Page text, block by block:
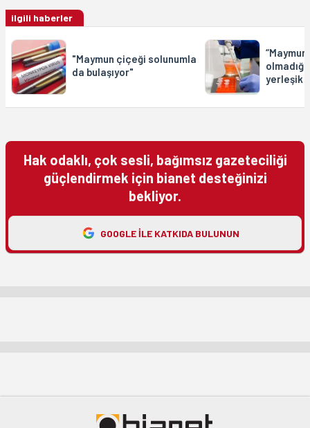
ilgili haberler
"Maymun çiçeği solunumla
da bulaşıyor"
yerleşik
Hak odaklı, çok sesli, bağımsız gazeteciliği
güçlendirmek için bianet desteğinizi
bekliyor.
GOOGLE ILE KATKIDA BULUNUN